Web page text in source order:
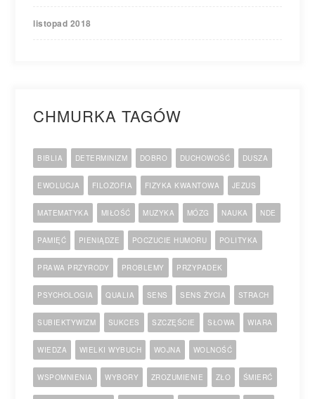
listopad 2018
CHMURKA TAGÓW
BIBLIA DETERMINIZM DOBRO DUCHOWOŚĆ DUSZA
EWOLUCJA FILOZOFIA FIZYKA KWANTOWA JEZUS
MATEMATYKA MIŁOŚĆ MUZYKA MÓZG NAUKA NDE
PAMIĘĆ PIENIĄDZE POCZUCIE HUMORU POLITYKA
PRAWA PRZYRODY PROBLEMY PRZYPADEK
PSYCHOLOGIA QUALIA SENS SENS ŻYCIA STRACH
SUBIEKTYWIZM SUKCES SZCZĘŚCIE SŁOWA WIARA
WIEDZA WIELKI WYBUCH WOJNA WOLNOŚĆ
WSPOMNIENIA WYBORY ZROZUMIENIE ZŁO ŚMIERĆ